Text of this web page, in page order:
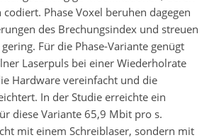
Phase Voxel beruhen dagegen
des Brechungsindex und streuen
Für die Phase-Variante genügt
Laserpuls bei einer Wiederholrate
Hardware vereinfacht und die
In der Studie erreichte ein
diese Variante 65,9 Mbit pro s.
mit einem Schreiblaser, sondern mit